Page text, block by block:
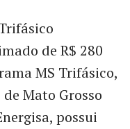
de R$ 280
MS Trifásico,
Mato Grosso
possui